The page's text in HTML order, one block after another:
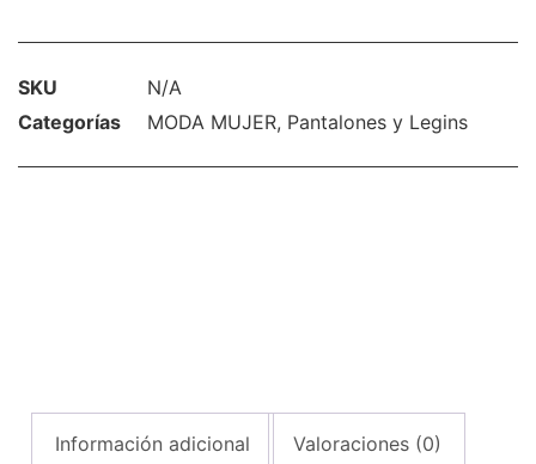
SKU
N/A
Categorías
MODA MUJER, Pantalones y Legins
Información adicional Valoraciones (0)